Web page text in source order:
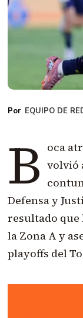
EQUIPO DE
B oca
volvió
Defensa y
resultado
la Zona A y
playoffs del